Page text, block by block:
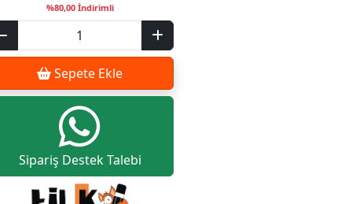
%80,00 İndirimli
Sepete Ekle
Sipariş Destek Talebi